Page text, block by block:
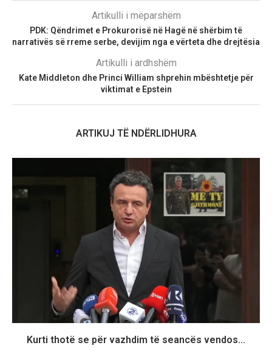
Artikulli i mëparshëm
PDK: Qëndrimet e Prokurorisë në Hagë në shërbim të
narrativës së rreme serbe, devijim nga e vërteta dhe drejtësia
Artikulli i ardhshëm
Kate Middleton dhe Princi William shprehin mbështetje për
viktimat e Epstein
ARTIKUJ TË NDËRLIDHURA
Kurti thotë se për vazhdim të seancës vendos...